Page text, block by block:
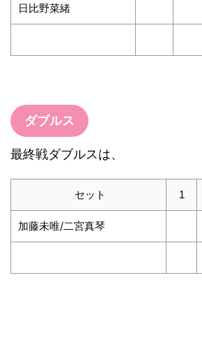
日比野菜緒
ダブルス
最終戦ダブルスは、
セット 1
加藤未唯/二宮真琴